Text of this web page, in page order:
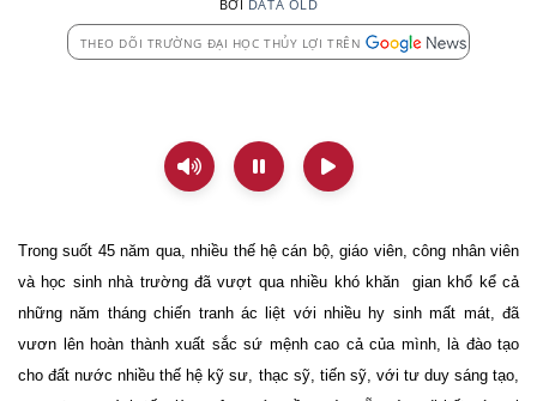
BỞI DATA OLD
THEO DÕI TRƯỜNG ĐẠI HỌC THỦY LỢI TRÊN
Trong suốt 45 năm qua, nhiều thế hệ cán bộ, giáo viên, công nhân viên
và học sinh nhà trường đã vượt qua nhiều khó khăn
gian khổ kể cả
những năm tháng chiến tranh ác liệt với nhiều hy sinh mất mát, đã
vươn lên hoàn thành xuất sắc sứ mệnh cao cả của mình, là đào tạo
cho đất nước nhiều thế hệ kỹ sư, thạc sỹ, tiến sỹ, với tư duy sáng tạo,